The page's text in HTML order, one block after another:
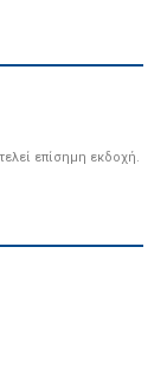
επίσημη εκδοχή.